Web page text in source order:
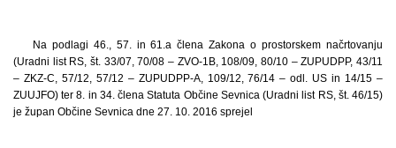
Na podlagi 46., 57. in 61.a člena Zakona o prostorskem načrtovanju
(Uradni list RS, št. 33/07, 70/08 – ZVO-1B, 108/09, 80/10 – ZUPUDPP, 43/11
– ZKZ-C, 57/12, 57/12 – ZUPUDPP-A, 109/12, 76/14 – odl. US in 14/15 –
ZUUJFO) ter 8. in 34. člena Statuta Občine Sevnica (Uradni list RS, št. 46/15)
je župan Občine Sevnica dne 27. 10. 2016 sprejel